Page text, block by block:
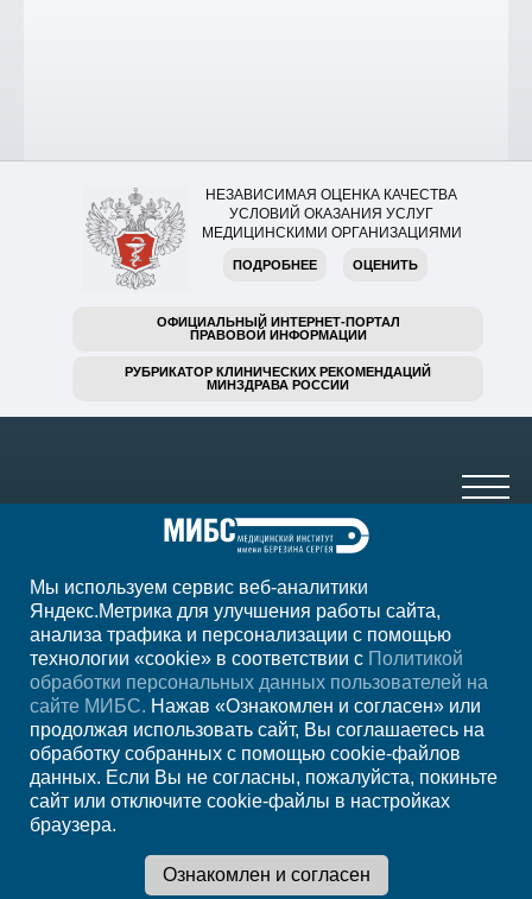
НЕЗАВИСИМАЯ ОЦЕНКА КАЧЕСТВА
УСЛОВИЙ ОКАЗАНИЯ УСЛУГ
МЕДИЦИНСКИМИ ОРГАНИЗАЦИЯМИ
ПОДРОБНЕЕ ОЦЕНИТЬ
ОФИЦИАЛЬНЫЙ ИНТЕРНЕТ-ПОРТАЛ
ПРАВОВОЙ ИНФОРМАЦИИ
РУБРИКАТОР КЛИНИЧЕСКИХ РЕКОМЕНДАЦИЙ
МИНЗДРАВА РОССИИ
+7 (4752) 63-33-63
ежедн. 7.00-23.00
РегионТамбов
Записаться на
прием
Мы используем сервис веб-аналитики
Яндекс.Метрика для улучшения работы сайта,
анализа трафика и персонализации с помощью
технологии «cookie» в соответствии с Политикой
обработки персональных данных пользователей на
сайте МИБС. Нажав «Ознакомлен и согласен» или
продолжая использовать сайт, Вы соглашаетесь на
обработку собранных с помощью cookie-файлов
данных. Если Вы не согласны, пожалуйста, покиньте
сайт или отключите cookie-файлы в настройках
браузера.